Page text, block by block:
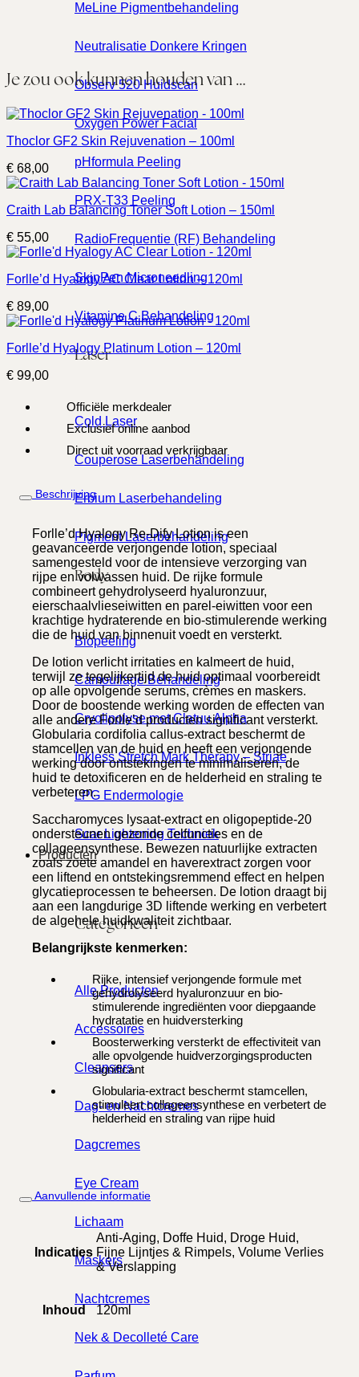
MeLine Pigmentbehandeling
Neutralisatie Donkere Kringen
Observ 520 Huidscan
Oxygen Power Facial
pHformula Peeling
PRX-T33 Peeling
RadioFrequentie (RF) Behandeling
SkinPen Microneedling
Vitamine C Behandeling
Laser
Cold Laser
Couperose Laserbehandeling
Erbium Laserbehandeling
Pigment Laserbehandeling
Body
Biopeeling
Camouflage Behandeling
Cryolipolyse met Clatuu Alpha
Inkless Stretch Mark Therapy – Striae
LPG Endermologie
Scar Lightening Techniek
Producten
Categorieën
Alle Producten
Accessoires
Cleansers
Dag- en Nachtcremes
Dagcremes
Eye Cream
Lichaam
Maskers
Nachtcremes
Nek & Decolleté Care
Je zou ook kunnen houden van …
Thoclor GF2 Skin Rejuvenation – 100ml
€ 68,00
Craith Lab Balancing Toner Soft Lotion – 150ml
€ 55,00
Forlle’d Hyalogy AC Clear Lotion – 120ml
€ 89,00
Forlle’d Hyalogy Platinum Lotion – 120ml
€ 99,00
Officiële merkdealer
Exclusief online aanbod
Direct uit voorraad verkrijgbaar
Beschrijving
Forlle’d Hyalogy Re-Dify Lotion is een
geavanceerde verjongende lotion, speciaal
samengesteld voor de intensieve verzorging van
rijpe en volwassen huid. De rijke formule
combineert gehydrolyseerd hyaluronzuur,
eierschaalvlieseiwitten en parel-eiwitten voor een
krachtige hydraterende en bio-stimulerende werking
die de huid van binnenuit voedt en versterkt.
De lotion verlicht irritaties en kalmeert de huid,
terwijl ze tegelijkertijd de huid optimaal voorbereidt
op alle opvolgende serums, crèmes en maskers.
Door de boostende werking worden de effecten van
alle andere Forlle’d producten significant versterkt.
Globularia cordifolia callus-extract beschermt de
stamcellen van de huid en heeft een verjongende
werking door ontstekingen te minimaliseren, de
huid te detoxificeren en de helderheid en straling te
verbeteren.
Saccharomyces lysaat-extract en oligopeptide-20
ondersteunen gezonde celfuncties en de
collageensynthese. Bewezen natuurlijke extracten
zoals zoete amandel en haverextract zorgen voor
een liftend en ontstekingsremmend effect en helpen
glycatieprocessen te beheersen. De lotion draagt bij
aan een langdurige 3D liftende werking en verbetert
de algehele huidkwaliteit zichtbaar.
Belangrijkste kenmerken:
Rijke, intensief verjongende formule met
gehydrolyseerd hyaluronzuur en bio-
stimulerende ingrediënten voor diepgaande
hydratatie en huidversterking
Boosterwerking versterkt de effectiviteit van
alle opvolgende huidverzorgingsproducten
significant
Globularia-extract beschermt stamcellen,
stimuleert collageensynthese en verbetert de
helderheid en straling van rijpe huid
Aanvullende informatie
Indicaties
Anti-Aging, Doffe Huid, Droge Huid,
Fijne Lijntjes & Rimpels, Volume Verlies
& Verslapping
Inhoud 120ml